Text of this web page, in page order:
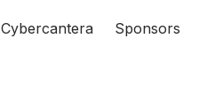
Cybercantera Sponsors